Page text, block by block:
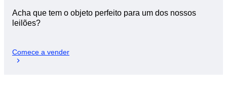
Acha que tem o objeto perfeito para um dos nossos
leilões?
Comece a vender